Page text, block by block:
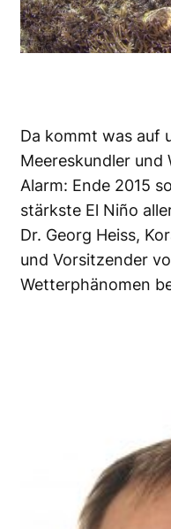
Da kommt was auf
Meereskundler
Alarm: Ende 2015
stärkste El Niño
Dr. Georg Heiss,
und Vorsitzender
Wetterphänomen